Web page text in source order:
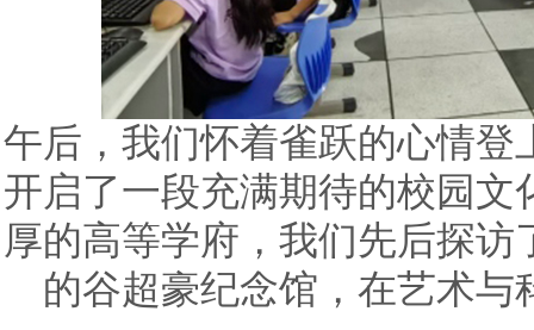
午后，我们怀着雀跃的心情登
开启了一段充满期待的校园
厚的高等学府，我们先后探
的谷超豪纪念馆，在艺术与